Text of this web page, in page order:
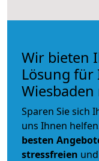
Wir bieten
Lösung für
Sparen Sie sich
uns Ihnen
besten
stressfreien und